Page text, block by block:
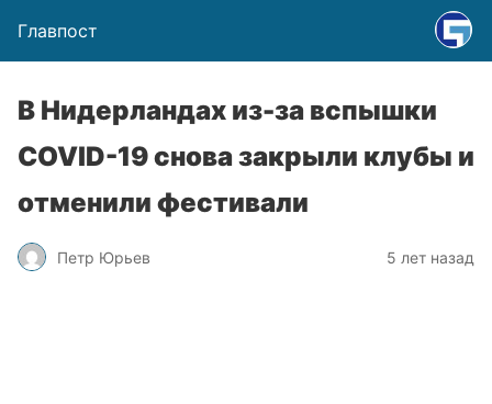
Главпост
В Нидерландах из-за вспышки
COVID-19 снова закрыли клубы и
отменили фестивали
Петр Юрьев 5 лет назад